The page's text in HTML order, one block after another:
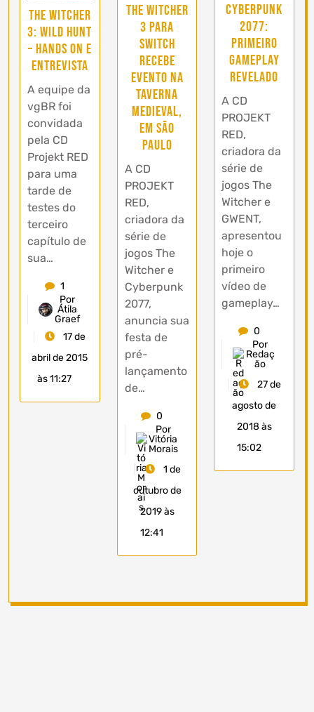
The Witcher
3: Wild Hunt
– Hands On e
Entrevista
A equipe da
vgBR foi
convidada
pela CD
Projekt RED
para uma
tarde de
testes do
terceiro
capítulo de
sua…
1
Por
Átila
Graef
17 de
abril de 2015
às 11:27
The Witcher
3 para
Switch
recebe
evento na
Taverna
Medieval,
em São
Paulo
A CD
PROJEKT
RED,
criadora da
série de
jogos The
Witcher e
Cyberpunk
2077,
anuncia sua
festa de
pré-
lançamento
de…
0
Por
Vitória
Morais
1 de
outubro de
2019 às
12:41
Cyberpunk
2077:
primeiro
gameplay
revelado
A CD
PROJEKT
RED,
criadora da
série de
jogos The
Witcher e
GWENT,
apresentou
hoje o
primeiro
vídeo de
gameplay…
0
Por
Redaç
ão
27 de
agosto de
2018 às
15:02